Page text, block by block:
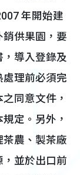
年開始建
供果園，要
導入登錄及
理前必須完
同意文件，
定。另外，
茶農、製茶廠
並於出口前